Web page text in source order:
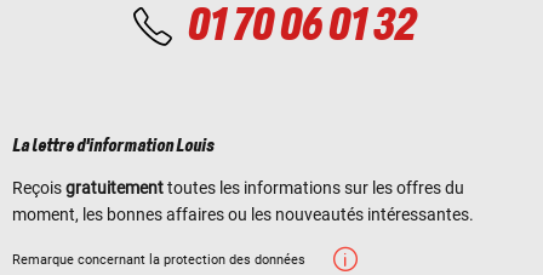
01 70 06 01 32
La lettre d'information Louis
Reçoisgratuitementtoutes les informations sur les offres du
moment, les bonnes affaires ou les nouveautés intéressantes.
Remarque concernant la protection des données